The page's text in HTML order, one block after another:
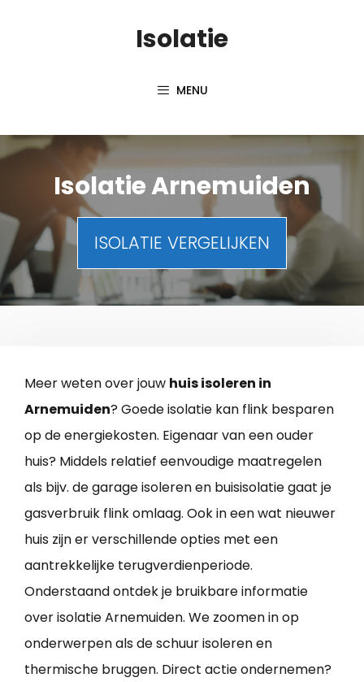
Isolatie
MENU
Isolatie Arnemuiden
ISOLATIE VERGELIJKEN
Meer weten over jouw huis isoleren in
Arnemuiden? Goede isolatie kan flink besparen
op de energiekosten. Eigenaar van een ouder
huis? Middels relatief eenvoudige maatregelen
als bijv. de garage isoleren en buisisolatie gaat je
gasverbruik flink omlaag. Ook in een wat nieuwer
huis zijn er verschillende opties met een
aantrekkelijke terugverdienperiode.
Onderstaand ontdek je bruikbare informatie
over isolatie Arnemuiden. We zoomen in op
onderwerpen als de schuur isoleren en
thermische bruggen. Direct actie ondernemen?